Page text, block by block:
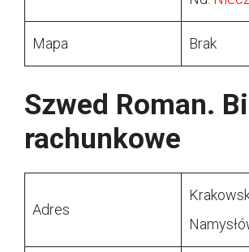
Mapa Brak
Szwed Roman.
rachunkowe
Adres